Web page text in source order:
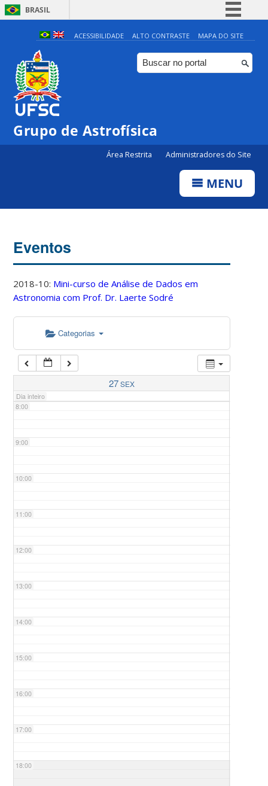
BRASIL
Simplifique!
Comunica BR
Participe
ACESSIBILIDADE ALTO CONTRASTE MAPA DO SITE
Grupo de Astrofísica
Área Restrita Administradores do Site
MENU
Eventos
2018-10: Mini-curso de Análise de Dados em
Astronomia com Prof. Dr. Laerte Sodré
Categorias
27SEX
Dia inteiro
4:00
5:00
7:00
8:00
9:00
10:00
11:00
12:00
13:00
14:00
15:00
16:00
17:00
18:00